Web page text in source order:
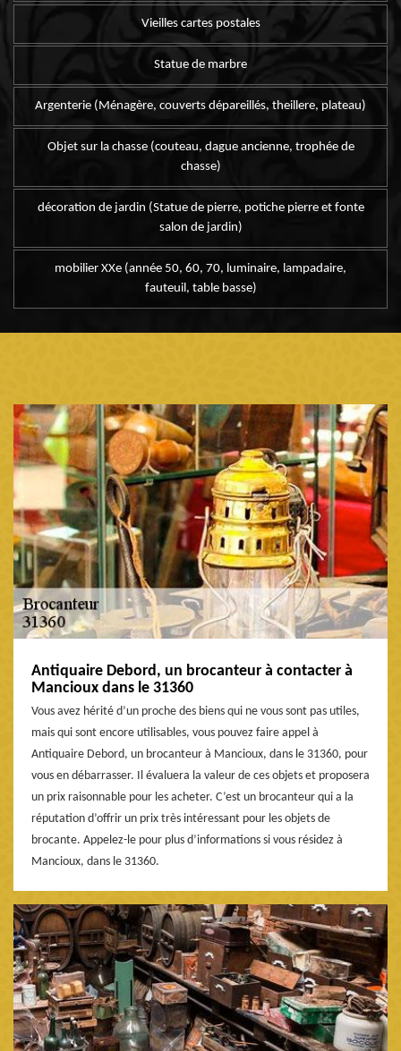
Vieilles cartes postales
Statue de marbre
Argenterie (Ménagère, couverts dépareillés, theillere, plateau)
Objet sur la chasse (couteau, dague ancienne, trophée de
chasse)
décoration de jardin (Statue de pierre, potiche pierre et fonte
salon de jardin)
mobilier XXe (année 50, 60, 70, luminaire, lampadaire,
fauteuil, table basse)
Antiquaire Debord, un brocanteur à contacter à
Mancioux dans le 31360
Vous avez hérité d’un proche des biens qui ne vous sont pas utiles,
mais qui sont encore utilisables, vous pouvez faire appel à
Antiquaire Debord, un brocanteur à Mancioux, dans le 31360, pour
vous en débarrasser. Il évaluera la valeur de ces objets et proposera
un prix raisonnable pour les acheter. C’est un brocanteur qui a la
réputation d’offrir un prix très intéressant pour les objets de
brocante. Appelez-le pour plus d’informations si vous résidez à
Mancioux, dans le 31360.